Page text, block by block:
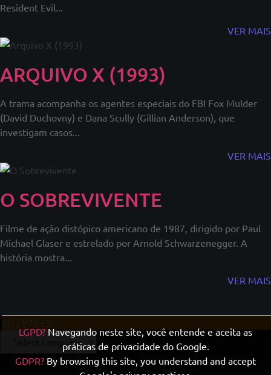
Resident Evil...
VER MAIS
ARQUIVO X (1993)
A trama acompanha os agentes especiais do FBI Fox Mulder
(David Duchovny) e Dana Scully (Gillian Anderson), que
investigam casos...
VER MAIS
O SOBREVIVENTE
Filme de ação distópico americano de 1987, dirigido por Paul
Michael Glaser e estrelado por Arnold Schwarzenegger. A
história mostra...
VER MAIS
EN | PT | ES
LGPD? Navegando neste site, você entende e aceita as
práticas de privacidade do Google.
GDPR? By browsing this site, you understand and accept